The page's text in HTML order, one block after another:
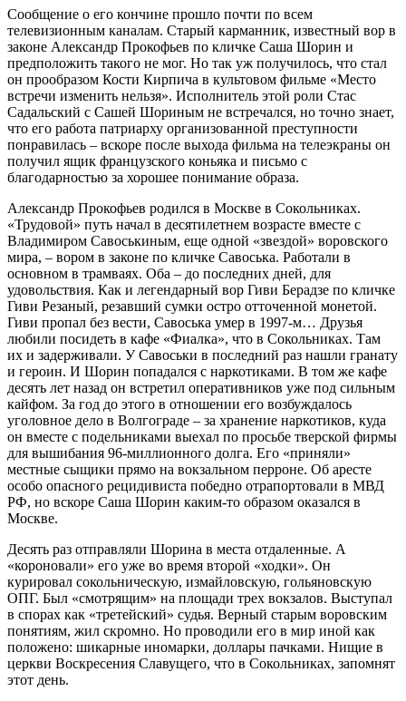
Сообщение о его кончине прошло почти по всем
телевизионным каналам. Старый карманник, известный вор в
законе Александр Прокофьев по кличке Саша Шорин и
предположить такого не мог. Но так уж получилось, что стал
он прообразом Кости Кирпича в культовом фильме «Место
встречи изменить нельзя». Исполнитель этой роли Стас
Садальский с Сашей Шориным не встречался, но точно знает,
что его работа патриарху организованной преступности
понравилась – вскоре после выхода фильма на телеэкраны он
получил ящик французского коньяка и письмо с
благодарностью за хорошее понимание образа.
Александр Прокофьев родился в Москве в Сокольниках.
«Трудовой» путь начал в десятилетнем возрасте вместе с
Владимиром Савоськиным, еще одной «звездой» воровского
мира, – вором в законе по кличке Савоська. Работали в
основном в трамваях. Оба – до последних дней, для
удовольствия. Как и легендарный вор Гиви Берадзе по кличке
Гиви Резаный, резавший сумки остро отточенной монетой.
Гиви пропал без вести, Савоська умер в 1997-м… Друзья
любили посидеть в кафе «Фиалка», что в Сокольниках. Там
их и задерживали. У Савоськи в последний раз нашли гранату
и героин. И Шорин попадался с наркотиками. В том же кафе
десять лет назад он встретил оперативников уже под сильным
кайфом. За год до этого в отношении его возбуждалось
уголовное дело в Волгограде – за хранение наркотиков, куда
он вместе с подельниками выехал по просьбе тверской фирмы
для вышибания 96-миллионного долга. Его «приняли»
местные сыщики прямо на вокзальном перроне. Об аресте
особо опасного рецидивиста победно отрапортовали в МВД
РФ, но вскоре Саша Шорин каким-то образом оказался в
Москве.
Десять раз отправляли Шорина в места отдаленные. А
«короновали» его уже во время второй «ходки». Он
курировал сокольническую, измайловскую, гольяновскую
ОПГ. Был «смотрящим» на площади трех вокзалов. Выступал
в спорах как «третейский» судья. Верный старым воровским
понятиям, жил скромно. Но проводили его в мир иной как
положено: шикарные иномарки, доллары пачками. Нищие в
церкви Воскресения Славущего, что в Сокольниках, запомнят
этот день.